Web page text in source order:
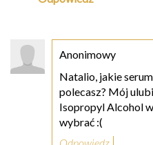
Anonimowy
Natalio, jakie
polecasz? Mój
Isopropyl Alcohol
wybrać :(
Odpowiedz